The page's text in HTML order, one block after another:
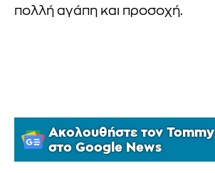
πολλή αγάπη και προσοχή.
Ακολουθήστε τον Tommy
στο Google News